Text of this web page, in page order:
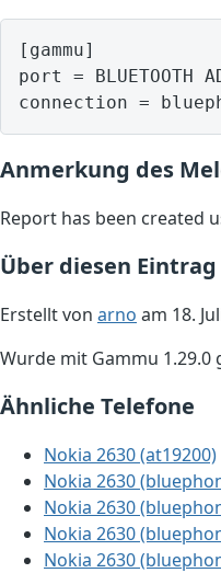
[gammu]
port = BLUETOOTH
Anmerkung des
Report has been created
Über diesen Eintrag
Erstellt von arno am 18.
Wurde mit Gammu 1.29.0
Ähnliche Telefone
Nokia 2630 (at19200)
Nokia 2630
Nokia 2630
Nokia 2630
Nokia 2630